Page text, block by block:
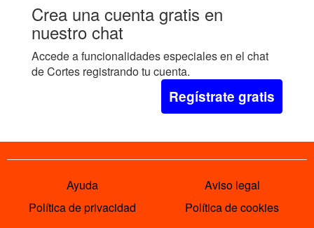
Crea una cuenta gratis en
nuestro chat
Accede a funcionalidades especiales en el chat
de Cortes registrando tu cuenta.
Regístrate gratis
Ayuda
Aviso legal
Política de privacidad
Política de cookies